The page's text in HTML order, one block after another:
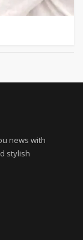
news with
stylish